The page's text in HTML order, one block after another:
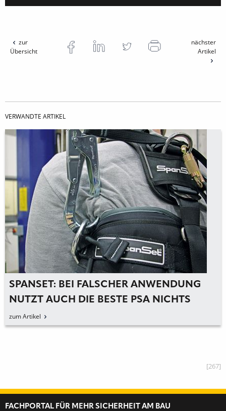
zur
Übersicht
nächster
Artikel
VERWANDTE ARTIKEL
SPANSET: BEI FALSCHER ANWENDUNG
NUTZT AUCH DIE BESTE PSA NICHTS
zum Artikel
[267]
FACHPORTAL FÜR MEHR SICHERHEIT AM BAU